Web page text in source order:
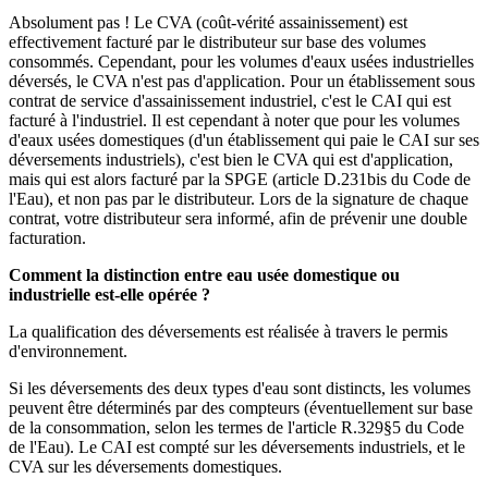
Absolument pas ! Le CVA (coût-vérité assainissement) est
effectivement facturé par le distributeur sur base des volumes
consommés. Cependant, pour les volumes d'eaux usées industrielles
déversés, le CVA n'est pas d'application. Pour un établissement sous
contrat de service d'assainissement industriel, c'est le CAI qui est
facturé à l'industriel. Il est cependant à noter que pour les volumes
d'eaux usées domestiques (d'un établissement qui paie le CAI sur ses
déversements industriels), c'est bien le CVA qui est d'application,
mais qui est alors facturé par la SPGE (article D.231bis du Code de
l'Eau), et non pas par le distributeur. Lors de la signature de chaque
contrat, votre distributeur sera informé, afin de prévenir une double
facturation.
Comment la distinction entre eau usée domestique ou
industrielle est-elle opérée ?
La qualification des déversements est réalisée à travers le permis
d'environnement.
Si les déversements des deux types d'eau sont distincts, les volumes
peuvent être déterminés par des compteurs (éventuellement sur base
de la consommation, selon les termes de l'article R.329§5 du Code
de l'Eau). Le CAI est compté sur les déversements industriels, et le
CVA sur les déversements domestiques.